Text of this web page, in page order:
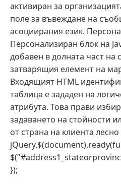
активиран за
поле за въвеждане на
асоциирания език.
Персонализиран блок на
добавен в долната част на
затварящия елемент на
Входящият HTML
таблица е зададен на
атрибута. Това прави
задаването на стойности
от страна на клиента лесно
});